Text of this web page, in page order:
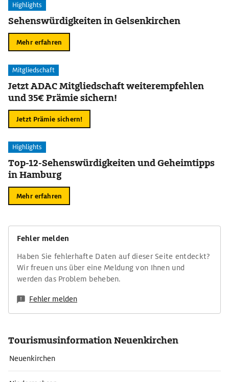
Highlights
Sehenswürdigkeiten in Gelsenkirchen
Mehr erfahren
Mitgliedschaft
Jetzt ADAC Mitgliedschaft weiterempfehlen
und 35€ Prämie sichern!
Jetzt Prämie sichern!
Highlights
Top-12-Sehenswürdigkeiten und Geheimtipps
in Hamburg
Mehr erfahren
Fehler melden
Haben Sie fehlerhafte Daten auf dieser Seite entdeckt?
Wir freuen uns über eine Meldung von Ihnen und
werden das Problem beheben.
Fehler melden
Tourismusinformation Neuenkirchen
Neuenkirchen